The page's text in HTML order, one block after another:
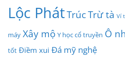
Lộc PhátTrúcTrừ tà Ví
máy Xây mộ Y học cổ truyền Ô
tốt Điềm xui Đá mỹ nghệ